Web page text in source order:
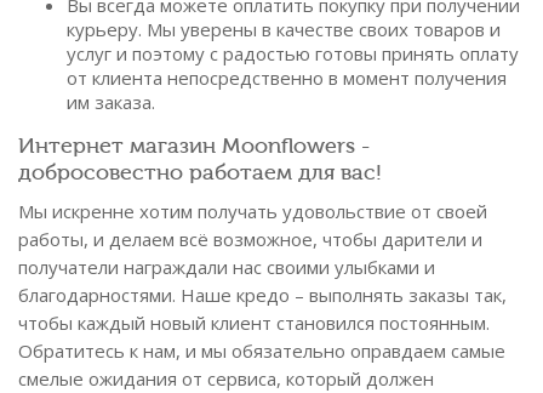
Вы всегда можете оплатить покупку при получении
курьеру. Мы уверены в качестве своих товаров и
услуг и поэтому с радостью готовы принять оплату
от клиента непосредственно в момент получения
им заказа.
Интернет магазин Moonflowers -
добросовестно работаем для вас!
Мы искренне хотим получать удовольствие от своей
работы, и делаем всё возможное, чтобы дарители и
получатели награждали нас своими улыбками и
благодарностями. Наше кредо – выполнять заказы так,
чтобы каждый новый клиент становился постоянным.
Обратитесь к нам, и мы обязательно оправдаем самые
смелые ожидания от сервиса, который должен